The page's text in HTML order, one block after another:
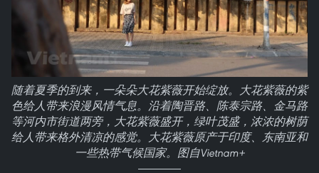
随着夏季的到来，一朵朵大花紫薇开始绽放。大花紫薇的紫
色给人带来浪漫风情气息。沿着陶晋路、陈泰宗路、金马路
等河内市街道两旁，大花紫薇盛开，绿叶茂盛，浓浓的树荫
给人带来格外清凉的感觉。大花紫薇原产于印度、东南亚和
一些热带气候国家。图自Vietnam+